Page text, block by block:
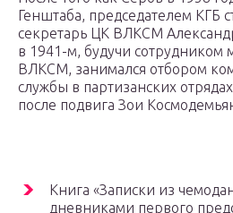
Генштаба, председателем КГБ
секретарь ЦК ВЛКСМ
в 1941-м, будучи сотрудником
ВЛКСМ, занимался отбором
службы в партизанских
после подвига Зои
Книга «Записки из
дневниками первого